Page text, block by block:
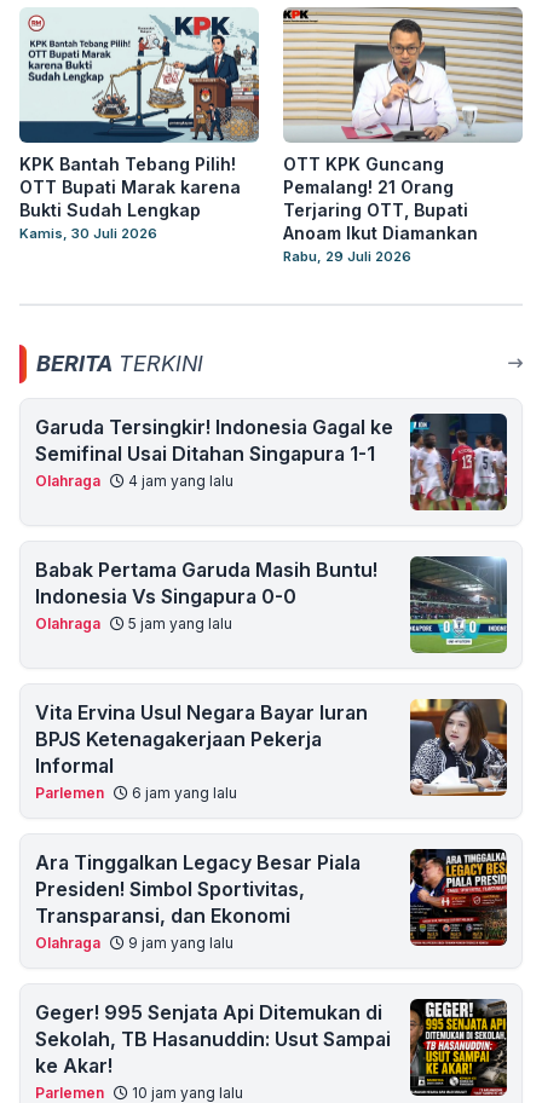
KPK Bantah Tebang Pilih!
OTT Bupati Marak karena
Bukti Sudah Lengkap
Kamis, 30 Juli 2026
OTT KPK Guncang
Pemalang! 21 Orang
Terjaring OTT, Bupati
Anoam Ikut Diamankan
Rabu, 29 Juli 2026
BERITA TERKINI
Garuda Tersingkir! Indonesia Gagal ke
Semifinal Usai Ditahan Singapura 1-1
Olahraga 4 jam yang lalu
Babak Pertama Garuda Masih Buntu!
Indonesia Vs Singapura 0-0
Olahraga 5 jam yang lalu
Vita Ervina Usul Negara Bayar Iuran
BPJS Ketenagakerjaan Pekerja
Informal
Parlemen 6 jam yang lalu
Ara Tinggalkan Legacy Besar Piala
Presiden! Simbol Sportivitas,
Transparansi, dan Ekonomi
Olahraga 9 jam yang lalu
Geger! 995 Senjata Api Ditemukan di
Sekolah, TB Hasanuddin: Usut Sampai
ke Akar!
Parlemen 10 jam yang lalu